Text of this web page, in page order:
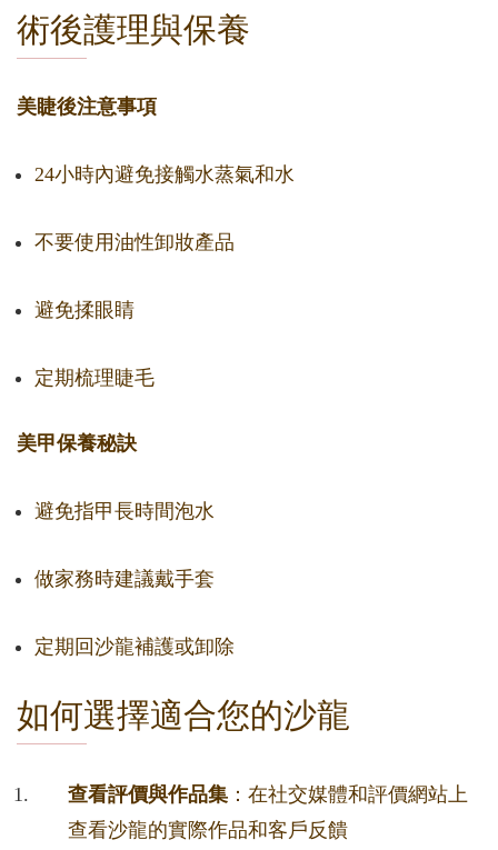
術後護理與保養
美睫後注意事項
24小時內避免接觸水蒸氣和水
不要使用油性卸妝產品
避免揉眼睛
定期梳理睫毛
美甲保養秘訣
避免指甲長時間泡水
做家務時建議戴手套
定期回沙龍補護或卸除
如何選擇適合您的沙龍
查看評價與作品集 ：在社交媒體和評價網站上
查看沙龍的實際作品和客戶反饋